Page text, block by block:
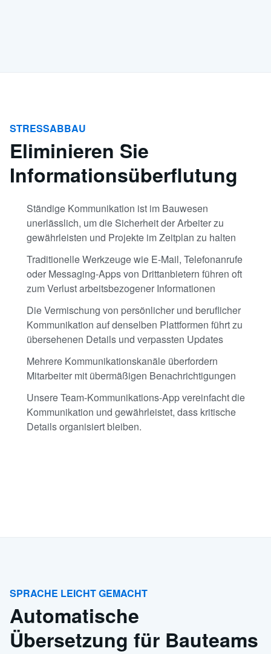
STRESSABBAU
Eliminieren Sie
Informationsüberflutung
Ständige Kommunikation ist im Bauwesen
unerlässlich, um die Sicherheit der Arbeiter zu
gewährleisten und Projekte im Zeitplan zu halten
Traditionelle Werkzeuge wie E-Mail, Telefonanrufe
oder Messaging-Apps von Drittanbietern führen oft
zum Verlust arbeitsbezogener Informationen
Die Vermischung von persönlicher und beruflicher
Kommunikation auf denselben Plattformen führt zu
übersehenen Details und verpassten Updates
Mehrere Kommunikationskanäle überfordern
Mitarbeiter mit übermäßigen Benachrichtigungen
Unsere Team-Kommunikations-App vereinfacht die
Kommunikation und gewährleistet, dass kritische
Details organisiert bleiben.
SPRACHE LEICHT GEMACHT
Automatische
Übersetzung für Bauteams